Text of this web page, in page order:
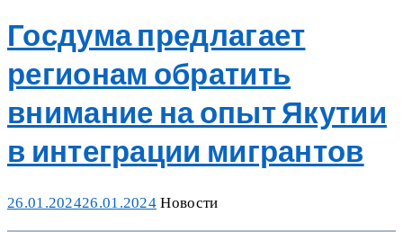
Госдума предлагает
регионам обратить
внимание на опыт Якутии
в интеграции мигрантов
Posted
26.01.202426.01.2024 Categories
Новости